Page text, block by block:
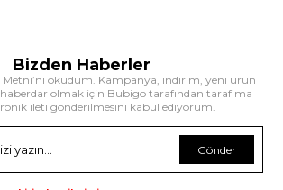
Bizden Haberler
Metni’ni okudum. Kampanya, indirim, yeni ürün
olmak için Bubigo tarafından tarafıma
ileti gönderilmesini kabul ediyorum.
Gönder